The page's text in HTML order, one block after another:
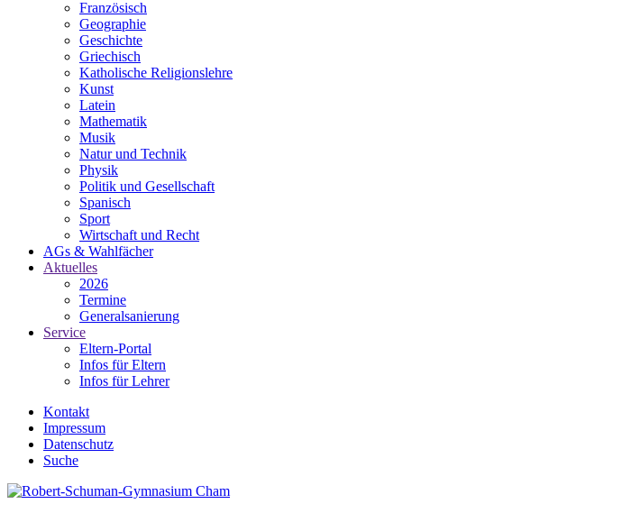
Französisch
Geographie
Geschichte
Griechisch
Katholische Religionslehre
Kunst
Latein
Mathematik
Musik
Natur und Technik
Physik
Politik und Gesellschaft
Spanisch
Sport
Wirtschaft und Recht
AGs & Wahlfächer
Aktuelles
2026
Termine
Generalsanierung
Service
Eltern-Portal
Infos für Eltern
Infos für Lehrer
Kontakt
Impressum
Datenschutz
Suche